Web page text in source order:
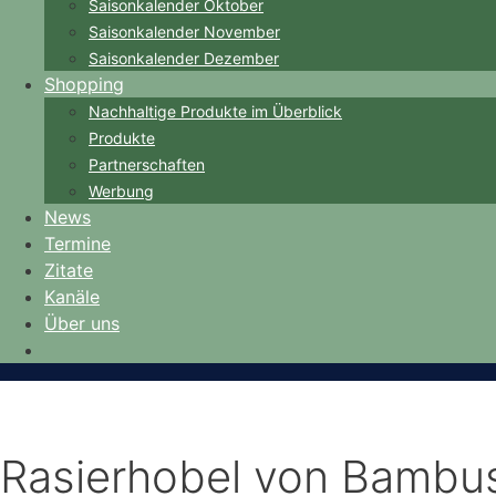
Saisonkalender Oktober
Saisonkalender November
Saisonkalender Dezember
Shopping
Nachhaltige Produkte im Überblick
Produkte
Partnerschaften
Werbung
News
Termine
Zitate
Kanäle
Über uns
Rasierhobel von